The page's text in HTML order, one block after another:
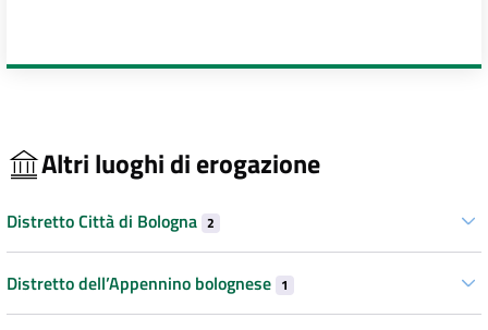
Altri luoghi di erogazione
Distretto Città di Bologna 2
Distretto dell’Appennino bolognese 1